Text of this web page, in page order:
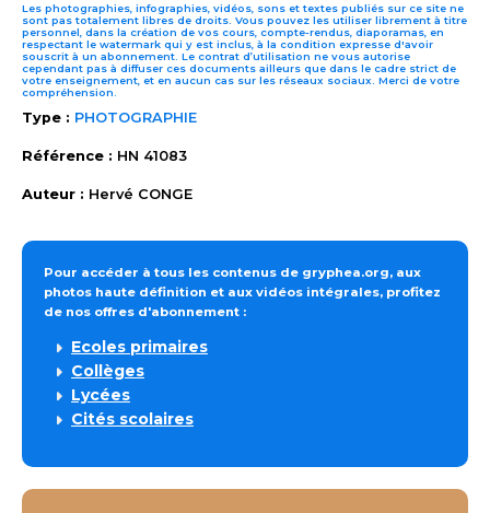
Les photographies, infographies, vidéos, sons et textes publiés sur ce site ne
sont pas totalement libres de droits. Vous pouvez les utiliser librement à titre
personnel, dans la création de vos cours, compte-rendus, diaporamas, en
respectant le watermark qui y est inclus, à la condition expresse d'avoir
souscrit à un abonnement. Le contrat d’utilisation ne vous autorise
cependant pas à diffuser ces documents ailleurs que dans le cadre strict de
votre enseignement, et en aucun cas sur les réseaux sociaux. Merci de votre
compréhension.
Type : PHOTOGRAPHIE
Référence : HN 41083
Auteur : Hervé CONGE
Pour accéder à tous les contenus de gryphea.org, aux
photos haute définition et aux vidéos intégrales, profitez
de nos offres d'abonnement :
Ecoles primaires
Collèges
Lycées
Cités scolaires